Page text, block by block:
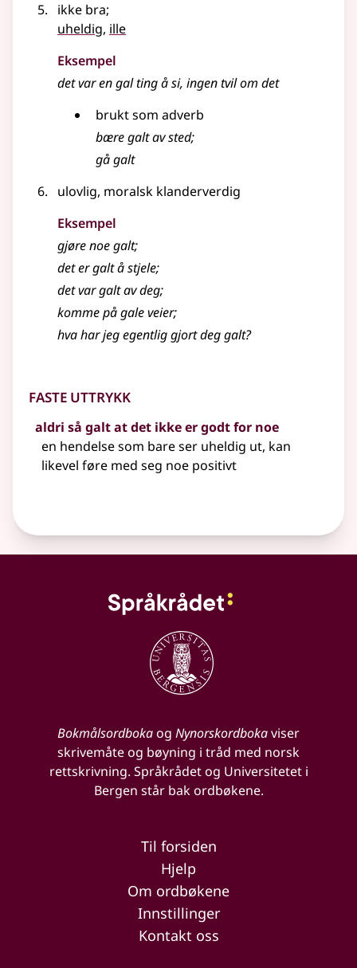
ikke bra;
uheldig, ille
Eksempel
det var en gal ting å si, ingen tvil om det
brukt som adverb
bæregaltav sted;
gågalt
ulovlig, moralsk klanderverdig
Eksempel
gjøre noegalt;
det ergaltå stjele;
det vargaltav deg;
komme pågaleveier;
hva har jeg egentlig gjort deg galt?
Faste uttrykk
aldri så galt at det ikke er godt for noe
en hendelse som bare ser uheldig ut, kan
likevel føre med seg noe positivt
Bokmålsordbokaog Nynorskordbokaviser
skrivemåte og bøyning i tråd med norsk
rettskrivning. Språkrådet og Universitetet i
Bergen står bak ordbøkene.
Til forsiden
Hjelp
Om ordbøkene
Innstillinger
Kontakt oss